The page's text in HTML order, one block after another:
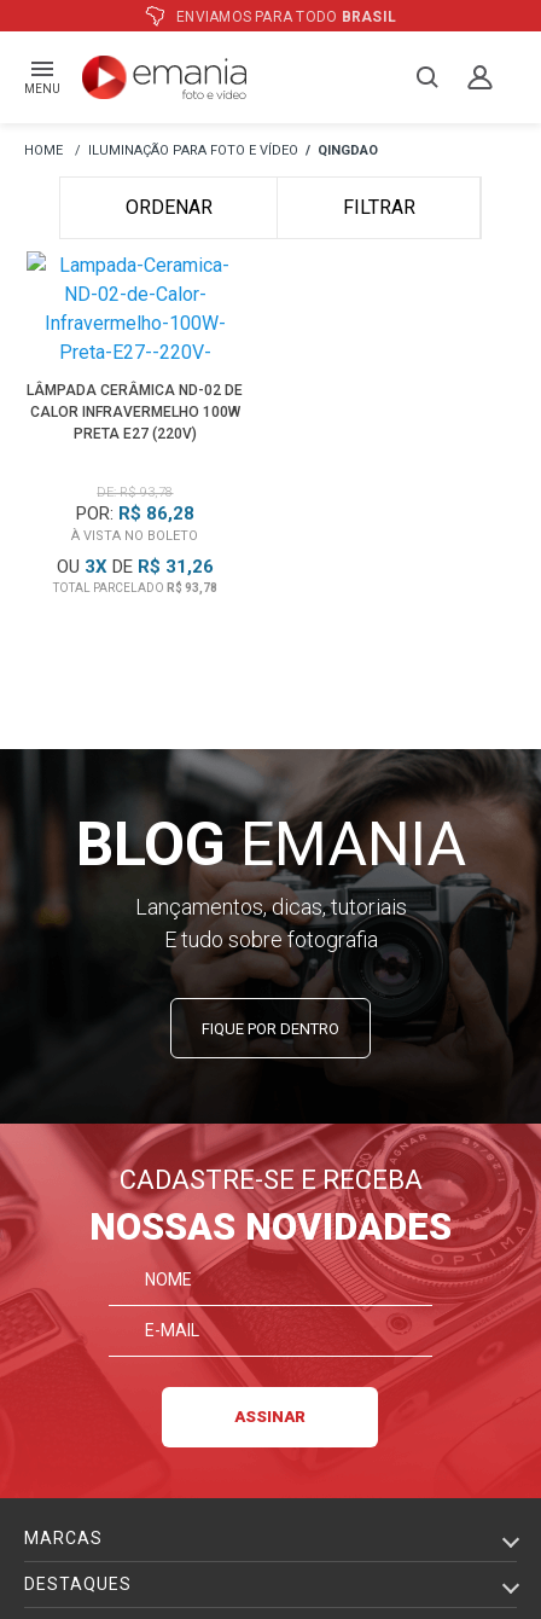
ENVIAMOS PARA TODO BRASIL
MENU
ILUMINAÇÃO PARA FOTO E VÍDEO QINGDAO
ORDENAR FILTRAR
LÂMPADA CERÂMICA ND-02 DE
CALOR INFRAVERMELHO 100W
PRETA E27 (220V)
DE: R$ 93,78
POR: R$ 86,28
À VISTA NO BOLETO
OU 3XDE R$ 31,26
TOTAL PARCELADO R$ 93,78
BLOGEMANIA
Lançamentos, dicas, tutoriais
E tudo sobre fotografia
FIQUE POR DENTRO
CADASTRE-SE E RECEBA
NOSSAS NOVIDADES
MARCAS
DESTAQUES